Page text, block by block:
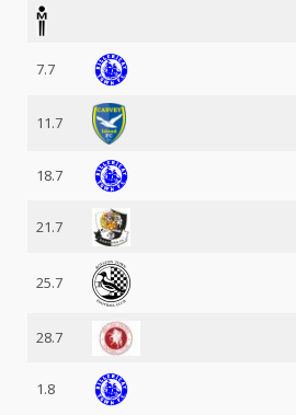
7.7
11.7
18.7
21.7
25.7
28.7
1.8